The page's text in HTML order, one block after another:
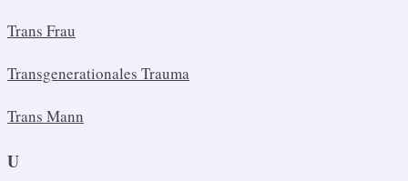
Trans Frau
Transgenerationales Trauma
Trans Mann
U